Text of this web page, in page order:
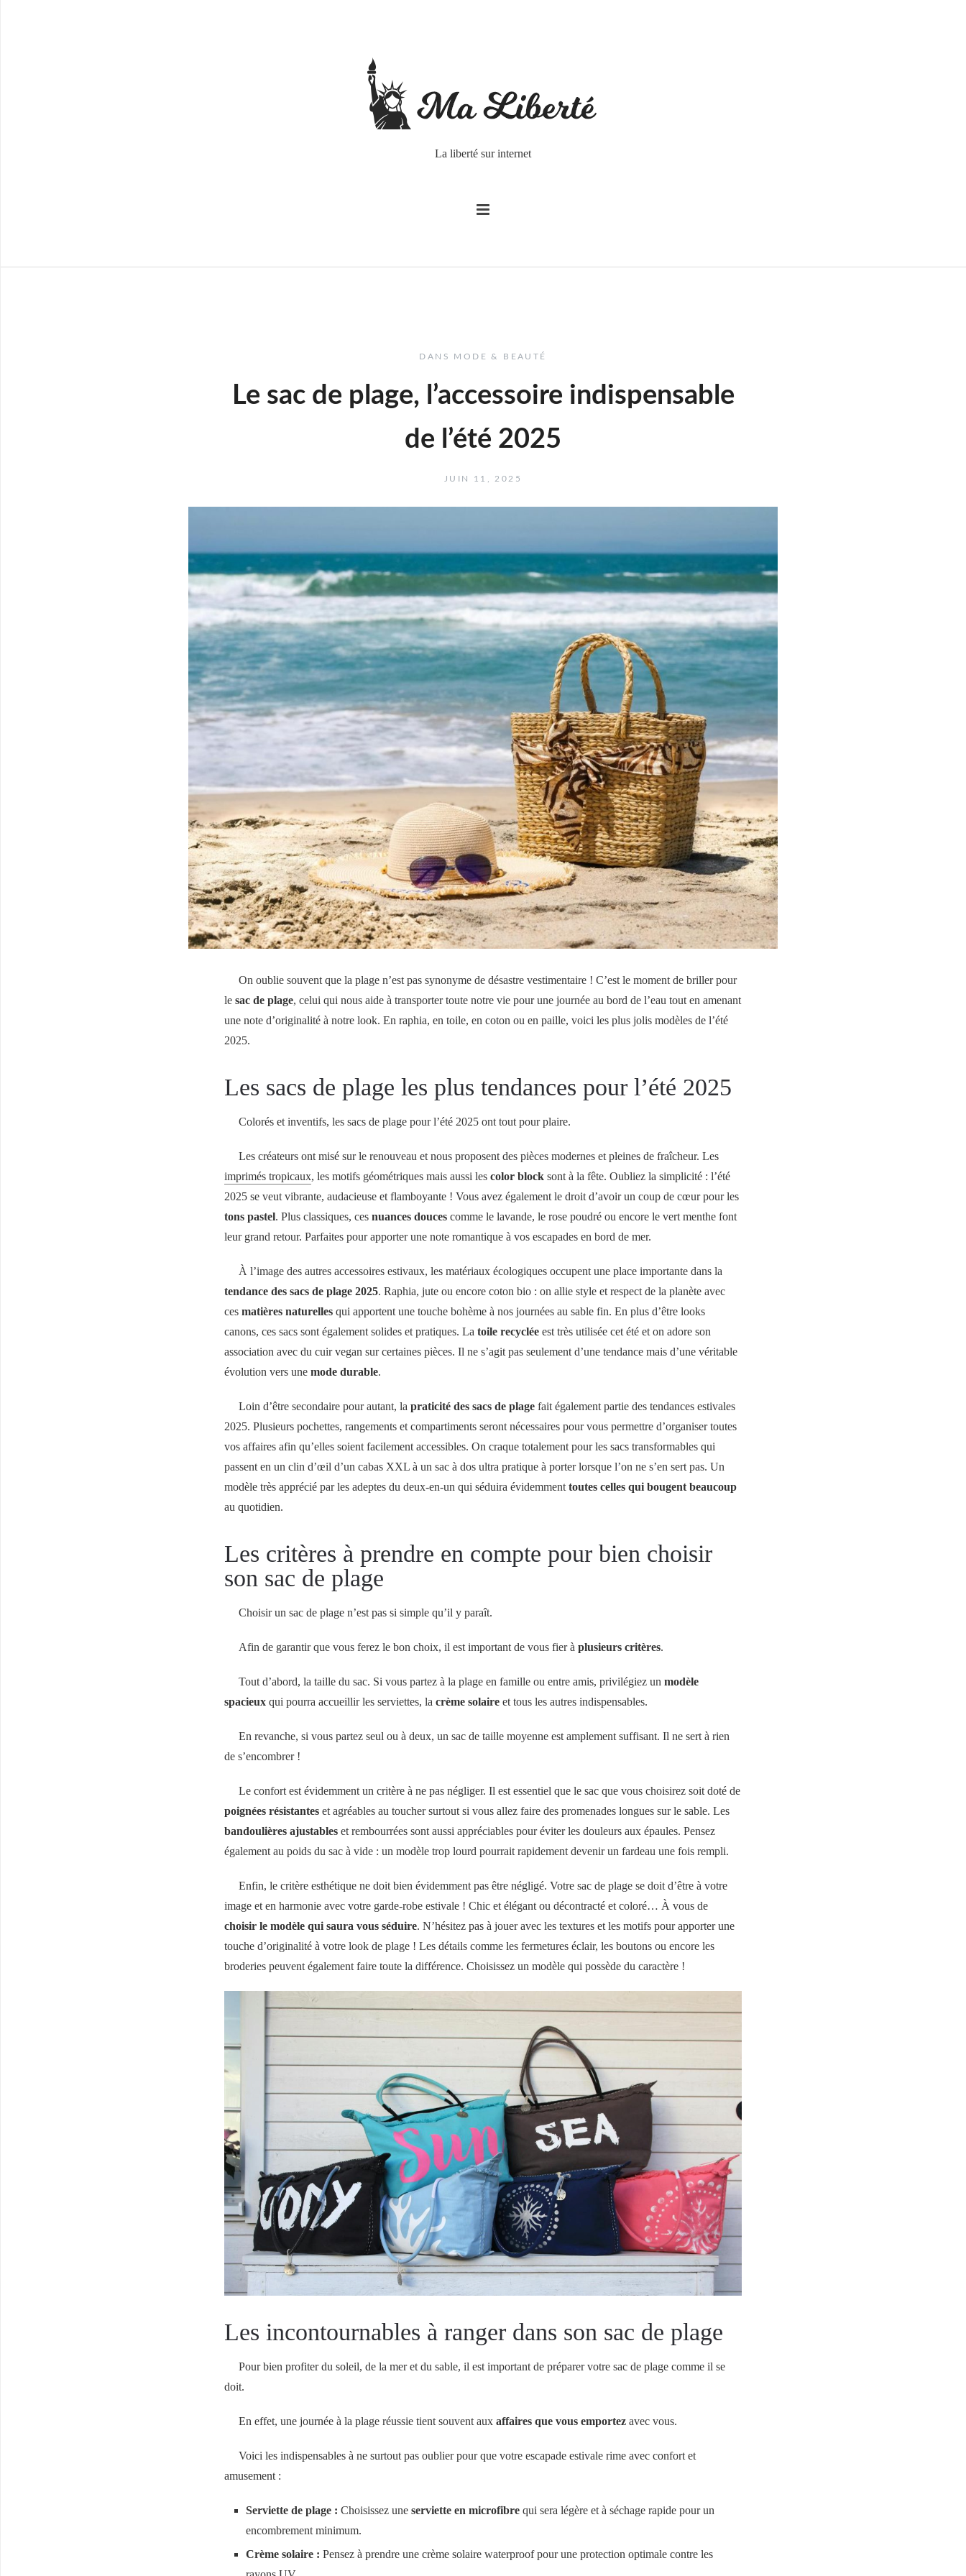
La liberté sur internet
DANS MODE & BEAUTÉ
Le sac de plage, l’accessoire indispensable
de l’été 2025
JUIN 11, 2025
On oublie souvent que la plage n’est pas synonyme de désastre vestimentaire ! C’est le moment de briller pour
le sac de plage, celui qui nous aide à transporter toute notre vie pour une journée au bord de l’eau tout en amenant
une note d’originalité à notre look. En raphia, en toile, en coton ou en paille, voici les plus jolis modèles de l’été
2025.
Les sacs de plage les plus tendances pour l’été 2025
Colorés et inventifs, les sacs de plage pour l’été 2025 ont tout pour plaire.
Les créateurs ont misé sur le renouveau et nous proposent des pièces modernes et pleines de fraîcheur. Les
imprimés tropicaux, les motifs géométriques mais aussi les color block sont à la fête. Oubliez la simplicité : l’été
2025 se veut vibrante, audacieuse et flamboyante ! Vous avez également le droit d’avoir un coup de cœur pour les
tons pastel. Plus classiques, ces nuances douces comme le lavande, le rose poudré ou encore le vert menthe font
leur grand retour. Parfaites pour apporter une note romantique à vos escapades en bord de mer.
À l’image des autres accessoires estivaux, les matériaux écologiques occupent une place importante dans la
tendance des sacs de plage 2025. Raphia, jute ou encore coton bio : on allie style et respect de la planète avec
ces matières naturelles qui apportent une touche bohème à nos journées au sable fin. En plus d’être looks
canons, ces sacs sont également solides et pratiques. La toile recyclée est très utilisée cet été et on adore son
association avec du cuir vegan sur certaines pièces. Il ne s’agit pas seulement d’une tendance mais d’une véritable
évolution vers une mode durable.
Loin d’être secondaire pour autant, la praticité des sacs de plage fait également partie des tendances estivales
2025. Plusieurs pochettes, rangements et compartiments seront nécessaires pour vous permettre d’organiser toutes
vos affaires afin qu’elles soient facilement accessibles. On craque totalement pour les sacs transformables qui
passent en un clin d’œil d’un cabas XXL à un sac à dos ultra pratique à porter lorsque l’on ne s’en sert pas. Un
modèle très apprécié par les adeptes du deux-en-un qui séduira évidemment toutes celles qui bougent beaucoup
au quotidien.
Les critères à prendre en compte pour bien choisir
son sac de plage
Choisir un sac de plage n’est pas si simple qu’il y paraît.
Afin de garantir que vous ferez le bon choix, il est important de vous fier à plusieurs critères.
Tout d’abord, la taille du sac. Si vous partez à la plage en famille ou entre amis, privilégiez un modèle
spacieux qui pourra accueillir les serviettes, la crème solaire et tous les autres indispensables.
En revanche, si vous partez seul ou à deux, un sac de taille moyenne est amplement suffisant. Il ne sert à rien
de s’encombrer !
Le confort est évidemment un critère à ne pas négliger. Il est essentiel que le sac que vous choisirez soit doté de
poignées résistantes et agréables au toucher surtout si vous allez faire des promenades longues sur le sable. Les
bandoulières ajustables et rembourrées sont aussi appréciables pour éviter les douleurs aux épaules. Pensez
également au poids du sac à vide : un modèle trop lourd pourrait rapidement devenir un fardeau une fois rempli.
Enfin, le critère esthétique ne doit bien évidemment pas être négligé. Votre sac de plage se doit d’être à votre
image et en harmonie avec votre garde-robe estivale ! Chic et élégant ou décontracté et coloré… À vous de
choisir le modèle qui saura vous séduire. N’hésitez pas à jouer avec les textures et les motifs pour apporter une
touche d’originalité à votre look de plage ! Les détails comme les fermetures éclair, les boutons ou encore les
broderies peuvent également faire toute la différence. Choisissez un modèle qui possède du caractère !
Les incontournables à ranger dans son sac de plage
Pour bien profiter du soleil, de la mer et du sable, il est important de préparer votre sac de plage comme il se
doit.
En effet, une journée à la plage réussie tient souvent aux affaires que vous emportez avec vous.
Voici les indispensables à ne surtout pas oublier pour que votre escapade estivale rime avec confort et
amusement :
Serviette de plage : Choisissez une serviette en microfibre qui sera légère et à séchage rapide pour un
encombrement minimum.
Crème solaire : Pensez à prendre une crème solaire waterproof pour une protection optimale contre les